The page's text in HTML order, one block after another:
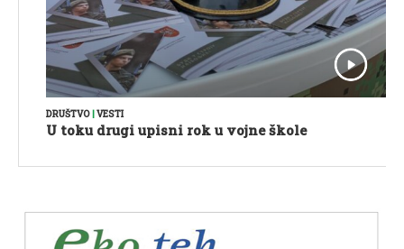
DRUŠTVO|VESTI
U toku drugi upisni rok u vojne škole